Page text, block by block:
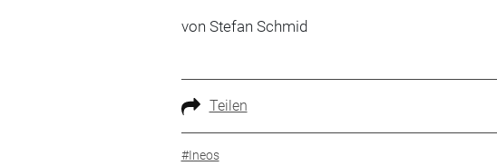
von Stefan Schmid
Teilen
#Ineos